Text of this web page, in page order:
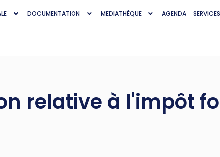
DOCUMENTATION MEDIATHÈQUE AGENDA
relative à l'impôt